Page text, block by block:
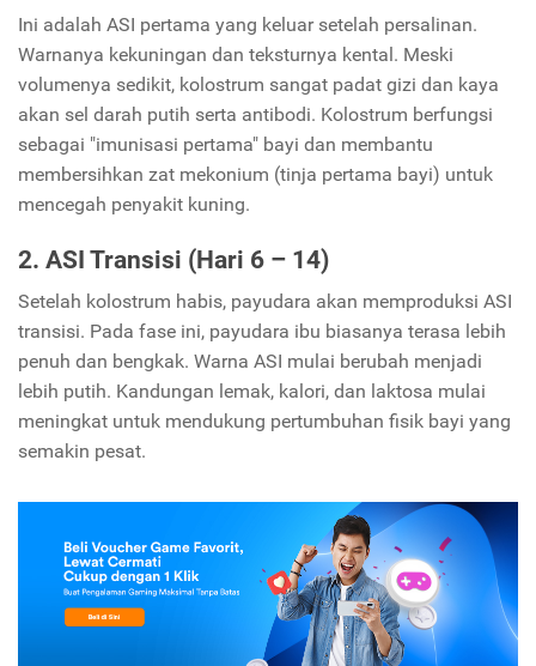
Ini adalah ASI pertama yang keluar setelah persalinan.
Warnanya kekuningan dan teksturnya kental. Meski
volumenya sedikit, kolostrum sangat padat gizi dan kaya
akan sel darah putih serta antibodi. Kolostrum berfungsi
sebagai "imunisasi pertama" bayi dan membantu
membersihkan zat mekonium (tinja pertama bayi) untuk
mencegah penyakit kuning.
2. ASI Transisi (Hari 6 – 14)
Setelah kolostrum habis, payudara akan memproduksi ASI
transisi. Pada fase ini, payudara ibu biasanya terasa lebih
penuh dan bengkak. Warna ASI mulai berubah menjadi
lebih putih. Kandungan lemak, kalori, dan laktosa mulai
meningkat untuk mendukung pertumbuhan fisik bayi yang
semakin pesat.